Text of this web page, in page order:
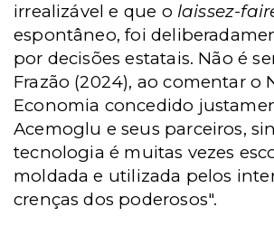
irrealizável e que o laissez-
espontâneo, foi
por decisões estatais. Não é
Frazão (2024), ao comentar o
Economia concedido
Acemoglu e seus parceiros,
tecnologia é muitas vezes
moldada e utilizada pelos
crenças dos poderosos".